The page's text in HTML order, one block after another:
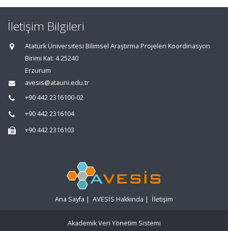
İletişim Bilgileri
Atatürk Üniversitesi Bilimsel Araştırma Projeleri Koordinasyon
Birimi Kat: 4 25240
Erzurum
avesis@atauni.edu.tr
+90 442 2316100-02
+90 442 2316104
+90 442 2316103
Ana Sayfa | AVESİS Hakkında | İletişim
Akademik Veri Yönetim Sistemi